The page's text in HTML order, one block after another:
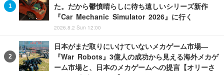
た。だから鬱憤晴らしに待ち遠しいシリーズ新作
『Car Mechanic Simulator 2026』に行く
2026.8.2 Sun 12:00
日本がまだ取りにいけていないメカゲーム市場―
『War Robots』3億人の成功から見える海外メカゲ
ーム市場と、日本のメカゲームへの提言【オリーさ